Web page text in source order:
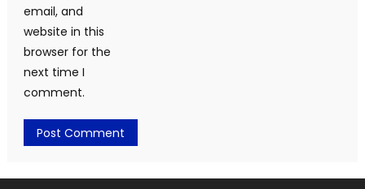
email, and
website in this
browser for the
next time I
comment.